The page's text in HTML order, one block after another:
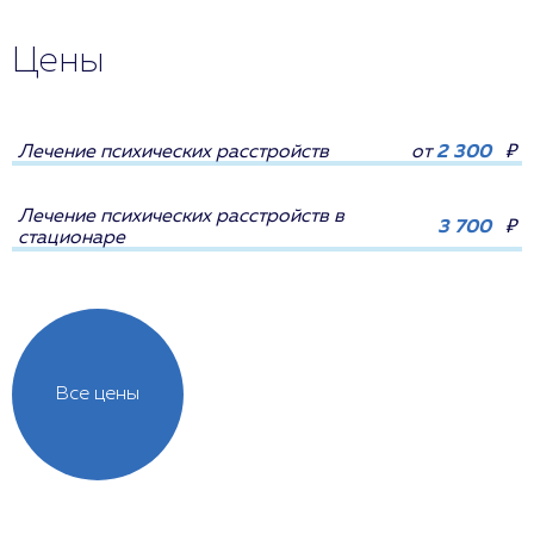
Цены
Все цены
Лечение психических расстройств от2 300 ₽
Лечение психических расстройств в
стационаре
3 700 ₽